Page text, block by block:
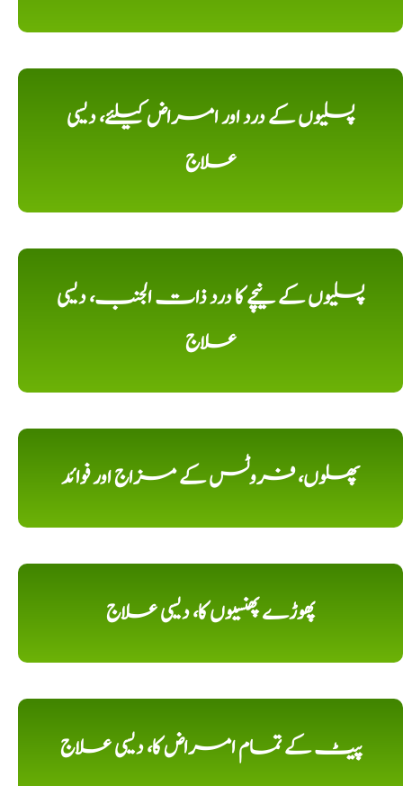
پسلیوں کے درد اور امراض کیلئے، دیسی
علاج
پسلیوں کے نیچے کا درد ذات الجنب، دیسی
علاج
پھلوں، فروٹس کے مزاج اور فوائد
پھوڑے پھنسیوں کا، دیسی علاج
پیٹ کے تمام امراض کا، دیسی علاج